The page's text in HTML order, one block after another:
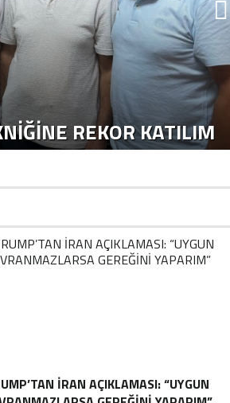
REKOR KATILIM
İRAN AÇIKLAMASI: “UYGUN